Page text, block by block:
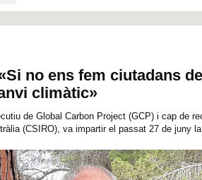
no ens fem ciutadans
climàtic»
de Global Carbon Project (GCP) i cap de
(CSIRO), va impartir el passat 27 de juny la